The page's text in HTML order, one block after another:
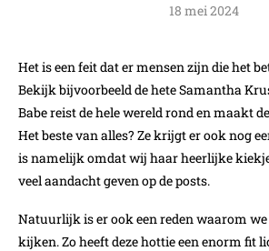
18 mei 2024
Het is een feit dat er mensen zijn die het
Bekijk bijvoorbeeld de hete Samantha
Babe reist de hele wereld rond en maakt
Het beste van alles? Ze krijgt er ook nog
is namelijk omdat wij haar heerlijke
veel aandacht geven op de posts.
Natuurlijk is er ook een reden waarom
kijken. Zo heeft deze hottie een enorm fit